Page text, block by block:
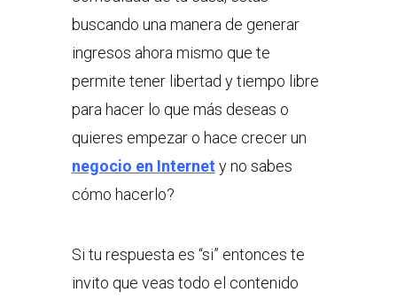
buscando una manera de generar
ingresos ahora mismo que te
permite tener libertad y tiempo libre
para hacer lo que más deseas o
quieres empezar o hace crecer un
negocio en Internet y no sabes
cómo hacerlo?
Si tu respuesta es “si” entonces te
invito que veas todo el contenido